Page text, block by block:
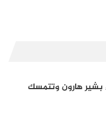
بشير هارون وتتمسك